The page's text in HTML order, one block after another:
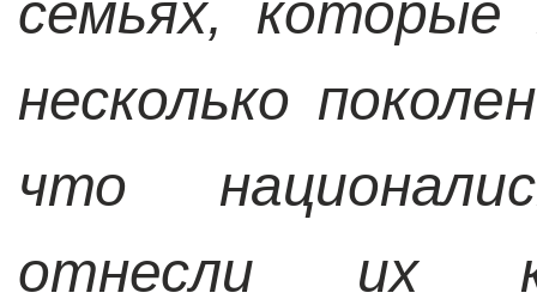
семьях,
несколько
что
отнесли их